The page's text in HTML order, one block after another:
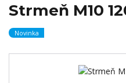
Strmeň M10
Novinka